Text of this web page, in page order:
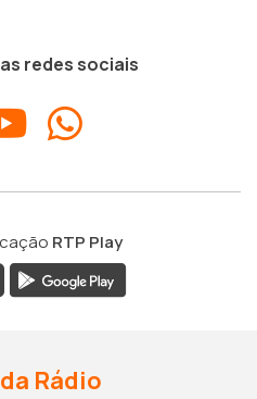
redes sociais
RTP Play
Rádio